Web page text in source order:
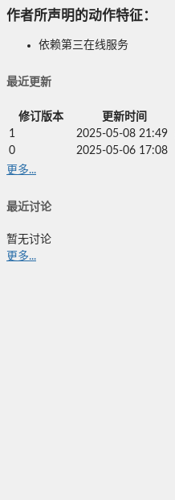
作者所声明的动作特征：
依赖第三在线服务
最近更新
修订版本 更新时间
1
2025-05-08 21:49
0
2025-05-06 17:08
更多...
最近讨论
暂无讨论
更多...